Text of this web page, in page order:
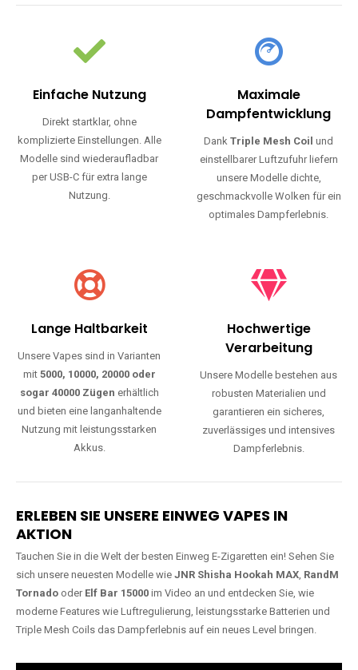
Einfache Nutzung
Direkt startklar, ohne
komplizierte Einstellungen. Alle
Modelle sind wiederaufladbar
per USB-C für extra lange
Nutzung.
Maximale
Dampfentwicklung
DankTriple Mesh Coil und
einstellbarer Luftzufuhr liefern
unsere Modelle dichte,
geschmackvolle Wolken für ein
optimales Dampferlebnis.
Lange Haltbarkeit
Unsere Vapes sind in Varianten
mit 5000, 10000, 20000 oder
sogar 40000 Zügen erhältlich
und bieten eine langanhaltende
Nutzung mit leistungsstarken
Akkus.
Hochwertige
Verarbeitung
Unsere Modelle bestehen aus
robusten Materialien und
garantieren ein sicheres,
zuverlässiges und intensives
Dampferlebnis.
ERLEBEN SIE UNSERE EINWEG VAPES IN
AKTION
Tauchen Sie in die Welt der besten Einweg E-Zigaretten ein! Sehen Sie
sich unsere neuesten Modelle wie JNR Shisha Hookah MAX, RandM
Tornado oder Elf Bar 15000 im Video an und entdecken Sie, wie
moderne Features wie Luftregulierung, leistungsstarke Batterien und
Triple Mesh Coils das Dampferlebnis auf ein neues Level bringen.